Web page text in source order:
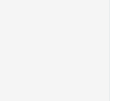
！